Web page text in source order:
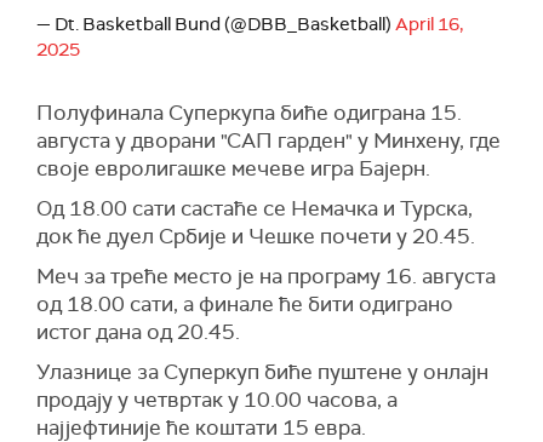
— Dt. Basketball Bund (@DBB_Basketball) April 16,
2025
Полуфинала Суперкупа биће одиграна 15.
августа у дворани "САП гарден" у Минхену, где
своје евролигашке мечеве игра Бајерн.
Од 18.00 сати састаће се Немачка и Турска,
док ће дуел Србије и Чешке почети у 20.45.
Меч за треће место је на програму 16. августа
од 18.00 сати, а финале ће бити одиграно
истог дана од 20.45.
Улазнице за Суперкуп биће пуштене у онлајн
продају у четвртак у 10.00 часова, а
најјефтиније ће коштати 15 евра.